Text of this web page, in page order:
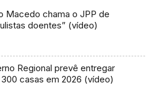
Macedo chama o JPP de
doentes” (vídeo)
Regional prevê entregar
casas em 2026 (vídeo)